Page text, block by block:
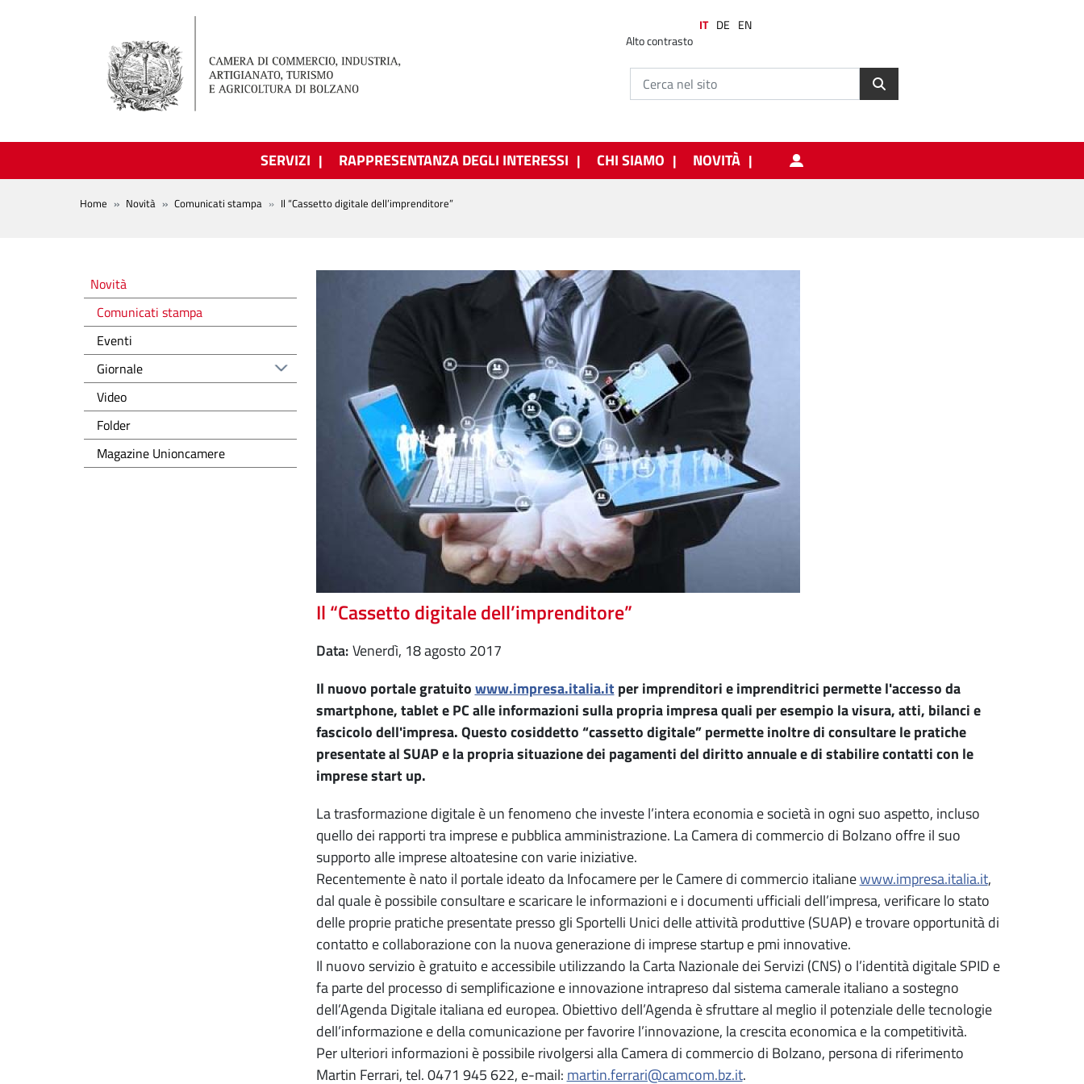
Alto contrasto
IT DE EN
SERVIZI RAPPRESENTANZA DEGLI INTERESSI CHI SIAMO NOVITÀ
BREADCRUMB
Home Novità Comunicati stampa Il “Cassetto digitale dell’imprenditore”
Il “Cassetto digitale dell’imprenditore”
Data
venerdì, 18 agosto 2017
Il nuovo portale gratuitowww.impresa.italia.it per imprenditori e imprenditrici permette l'accesso da
smartphone, tablet e PC alle informazioni sulla propria impresa quali per esempio la visura, atti, bilanci e
fascicolo dell'impresa. Questo cosiddetto “cassetto digitale” permette inoltre di consultare le pratiche
presentate al SUAP e la propria situazione dei pagamenti del diritto annuale e di stabilire contatti con le
imprese start up.
La trasformazione digitale è un fenomeno che investe l’intera economia e società in ogni suo aspetto, incluso
quello dei rapporti tra imprese e pubblica amministrazione. La Camera di commercio di Bolzano offre il suo
supporto alle imprese altoatesine con varie iniziative.
Recentemente è nato il portale ideato da Infocamere per le Camere di commercio italianewww.impresa.italia.it,
dal quale è possibile consultare e scaricare le informazioni e i documenti ufficiali dell’impresa, verificare lo stato
delle proprie pratiche presentate presso gli Sportelli Unici delle attività produttive (SUAP) e trovare opportunità di
contatto e collaborazione con la nuova generazione di imprese startup e pmi innovative.
Il nuovo servizio è gratuito e accessibile utilizzando la Carta Nazionale dei Servizi (CNS) o l’identità digitale SPID e
fa parte del processo di semplificazione e innovazione intrapreso dal sistema camerale italiano a sostegno
dell’Agenda Digitale italiana ed europea. Obiettivo dell’Agenda è sfruttare al meglio il potenziale delle tecnologie
dell’informazione e della comunicazione per favorire l’innovazione, la crescita economica e la competitività.
Per ulteriori informazioni è possibile rivolgersi alla Camera di commercio di Bolzano, persona di riferimento
Martin Ferrari, tel. 0471 945 622, e-mail: martin.ferrari@camcom.bz.it.
Novità
Novità
Comunicati stampa
Eventi
Giornale
Video
Folder
Magazine Unioncamere